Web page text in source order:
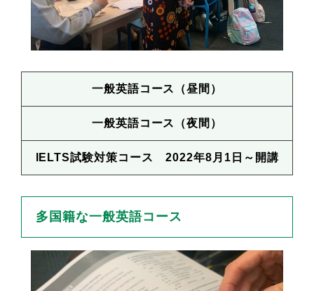
一般英語コース（昼間）
一般英語コース（夜間）
IELTS試験対策コース 2022年8月1日～開講
多国籍な一般英語コース